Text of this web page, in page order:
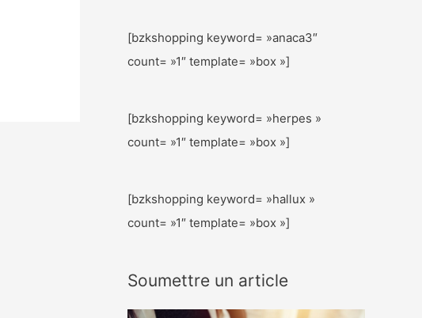
[bzkshopping keyword= »anaca3″
count= »1″ template= »box »]
[bzkshopping keyword= »herpes »
count= »1″ template= »box »]
[bzkshopping keyword= »hallux »
count= »1″ template= »box »]
Soumettre un article